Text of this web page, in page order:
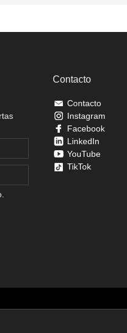
Contacto
Contacto
Instagram
Facebook
LinkedIn
YouTube
TikTok